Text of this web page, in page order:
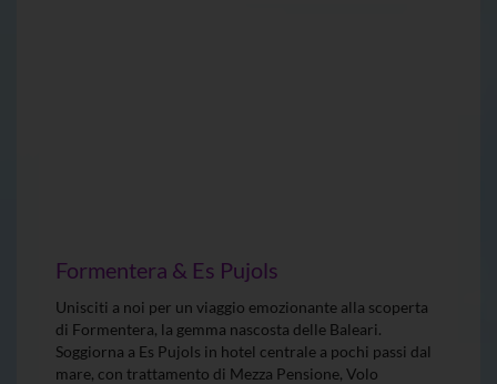
Formentera & Es Pujols
Unisciti a noi per un viaggio emozionante alla scoperta
di Formentera, la gemma nascosta delle Baleari.
Soggiorna a Es Pujols in hotel centrale a pochi passi dal
mare, con trattamento di Mezza Pensione, Volo